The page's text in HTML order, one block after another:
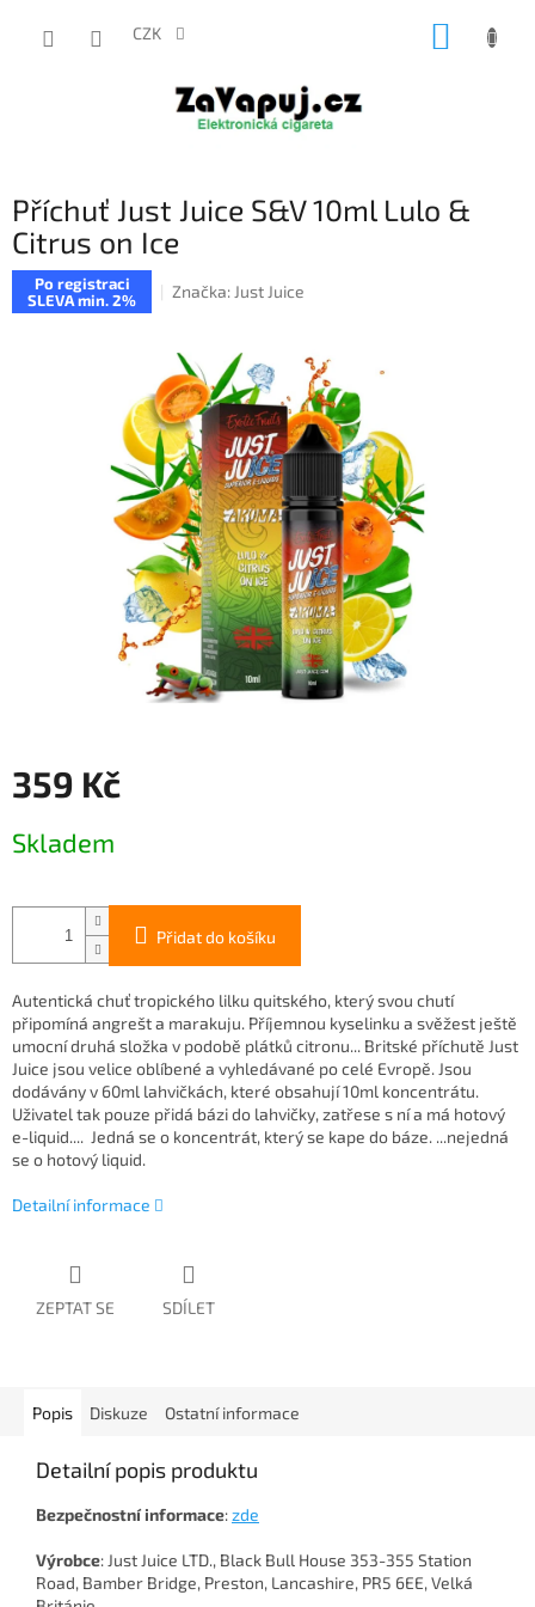
CZK
Příchuť Just Juice S&V 10ml Lulo &
Citrus on Ice
Po registraci
SLEVA min. 2%
Značka: Just Juice
359 Kč
cena:
Skladem
Přidat do košíku
Autentická chuť tropického lilku quitského, který svou chutí
připomíná angrešt a marakuju. Příjemnou kyselinku a svěžest ještě
umocní druhá složka v podobě plátků citronu... Britské příchutě Just
Juice jsou velice oblíbené a vyhledávané po celé Evropě. Jsou
dodávány v 60ml lahvičkách, které obsahují 10ml koncentrátu.
Uživatel tak pouze přidá bázi do lahvičky, zatřese s ní a má hotový
e-liquid.... Jedná se o koncentrát, který se kape do báze. ...nejedná
se o hotový liquid.
Detailní informace
ZEPTAT SE SDÍLET
Popis Diskuze Ostatní informace
Detailní popis produktu
Bezpečnostní informace:zde
Výrobce: Just Juice LTD., Black Bull House 353-355 Station
Road, Bamber Bridge, Preston, Lancashire, PR5 6EE, Velká